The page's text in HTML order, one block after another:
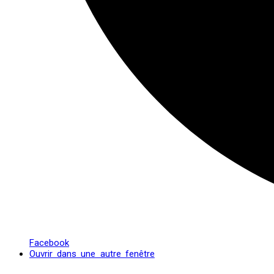
Facebook
Ouvrir dans une autre fenêtre